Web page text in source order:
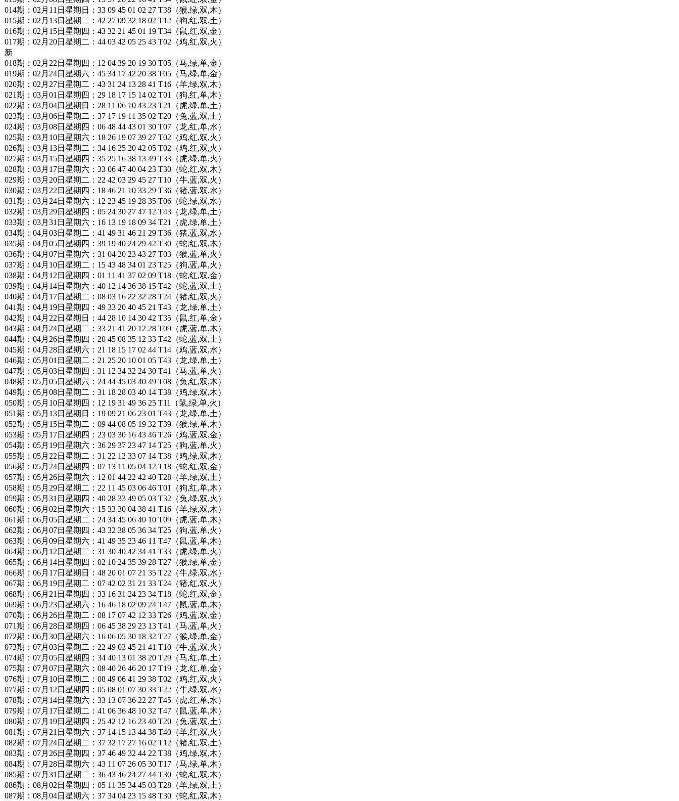
014期：02月11日星期日：33 09 45 01 02 27 T38（猴,绿,双,木）
015期：02月13日星期二：42 27 09 32 18 02 T12（狗,红,双,土）
016期：02月15日星期四：43 32 21 45 01 19 T34（鼠,红,双,金）
017期：02月20日星期二：44 03 42 05 25 43 T02（鸡,红,双,火）
新
018期：02月22日星期四：12 04 39 20 19 30 T05（马,绿,单,金）
019期：02月24日星期六：45 34 17 42 20 38 T05（马,绿,单,金）
020期：02月27日星期二：43 31 24 13 28 41 T16（羊,绿,双,木）
021期：03月01日星期四：29 18 17 15 14 02 T01（狗,红,单,木）
022期：03月04日星期日：28 11 06 10 43 23 T21（虎,绿,单,土）
023期：03月06日星期二：37 17 19 11 35 02 T20（兔,蓝,双,土）
024期：03月08日星期四：06 48 44 43 01 30 T07（龙,红,单,水）
025期：03月10日星期六：18 26 19 07 39 27 T02（鸡,红,双,火）
026期：03月13日星期二：34 16 25 20 42 05 T02（鸡,红,双,火）
027期：03月15日星期四：35 25 16 38 13 49 T33（虎,绿,单,火）
028期：03月17日星期六：33 06 47 40 04 23 T30（蛇,红,双,木）
029期：03月20日星期二：22 42 03 29 45 27 T10（牛,蓝,双,火）
030期：03月22日星期四：18 46 21 10 33 29 T36（猪,蓝,双,水）
031期：03月24日星期六：12 23 45 19 28 35 T06（蛇,绿,双,水）
032期：03月29日星期四：05 24 30 27 47 12 T43（龙,绿,单,土）
033期：03月31日星期六：16 13 19 18 09 34 T21（虎,绿,单,土）
034期：04月03日星期二：41 49 31 46 21 29 T36（猪,蓝,双,水）
035期：04月05日星期四：39 19 40 24 29 42 T30（蛇,红,双,木）
036期：04月07日星期六：31 04 20 23 43 27 T03（猴,蓝,单,火）
037期：04月10日星期二：15 43 48 34 01 23 T25（狗,蓝,单,火）
038期：04月12日星期四：01 11 41 37 02 09 T18（蛇,红,双,金）
039期：04月14日星期六：40 12 14 36 38 15 T42（蛇,蓝,双,土）
040期：04月17日星期二：08 03 16 22 32 28 T24（猪,红,双,火）
041期：04月19日星期四：49 33 20 40 45 21 T43（龙,绿,单,土）
042期：04月22日星期日：44 28 10 14 30 42 T35（鼠,红,单,金）
043期：04月24日星期二：33 21 41 20 12 28 T09（虎,蓝,单,木）
044期：04月26日星期四：20 45 08 35 12 33 T42（蛇,蓝,双,土）
045期：04月28日星期六：21 18 15 17 02 44 T14（鸡,蓝,双,水）
046期：05月01日星期二：21 25 20 10 01 05 T43（龙,绿,单,土）
047期：05月03日星期四：31 12 34 32 24 30 T41（马,蓝,单,火）
048期：05月05日星期六：24 44 45 03 40 49 T08（兔,红,双,木）
049期：05月08日星期二：31 18 28 03 40 14 T38（鸡,绿,双,木）
050期：05月10日星期四：12 19 31 49 36 25 T11（鼠,绿,单,火）
051期：05月13日星期日：19 09 21 06 23 01 T43（龙,绿,单,土）
052期：05月15日星期二：09 44 08 05 19 32 T39（猴,绿,单,木）
053期：05月17日星期四：23 03 30 16 43 46 T26（鸡,蓝,双,金）
054期：05月19日星期六：36 29 37 23 47 14 T25（狗,蓝,单,火）
055期：05月22日星期二：31 22 12 33 07 14 T38（鸡,绿,双,木）
056期：05月24日星期四：07 13 11 05 04 12 T18（蛇,红,双,金）
057期：05月26日星期六：12 01 44 22 42 40 T28（羊,绿,双,土）
058期：05月29日星期二：22 11 45 03 06 46 T01（狗,红,单,木）
059期：05月31日星期四：40 28 33 49 05 03 T32（兔,绿,双,火）
060期：06月02日星期六：15 33 30 04 38 41 T16（羊,绿,双,木）
061期：06月05日星期二：24 34 45 06 40 10 T09（虎,蓝,单,木）
062期：06月07日星期四：43 32 38 05 36 34 T25（狗,蓝,单,火）
063期：06月09日星期六：41 49 35 23 46 11 T47（鼠,蓝,单,木）
064期：06月12日星期二：31 30 40 42 34 41 T33（虎,绿,单,火）
065期：06月14日星期四：02 10 24 35 39 28 T27（猴,绿,单,金）
066期：06月17日星期日：48 20 01 07 21 35 T22（牛,绿,双,水）
067期：06月19日星期二：07 42 02 31 21 33 T24（猪,红,双,火）
068期：06月21日星期四：33 16 31 24 23 34 T18（蛇,红,双,金）
069期：06月23日星期六：16 46 18 02 09 24 T47（鼠,蓝,单,木）
070期：06月26日星期二：08 17 07 42 12 33 T26（鸡,蓝,双,金）
071期：06月28日星期四：06 45 38 29 23 13 T41（马,蓝,单,火）
072期：06月30日星期六：16 06 05 30 18 32 T27（猴,绿,单,金）
073期：07月03日星期二：22 49 03 45 21 41 T10（牛,蓝,双,火）
074期：07月05日星期四：34 40 13 01 38 20 T29（马,红,单,土）
075期：07月07日星期六：08 40 26 46 20 17 T19（龙,红,单,金）
076期：07月10日星期二：08 49 06 41 29 38 T02（鸡,红,双,火）
077期：07月12日星期四：05 08 01 07 30 33 T22（牛,绿,双,水）
078期：07月14日星期六：33 13 07 36 22 27 T45（虎,红,单,水）
079期：07月17日星期二：41 06 36 48 10 32 T47（鼠,蓝,单,木）
080期：07月19日星期四：25 42 12 16 23 40 T20（兔,蓝,双,土）
081期：07月21日星期六：37 14 15 13 44 38 T40（羊,红,双,火）
082期：07月24日星期二：37 32 17 27 16 02 T12（猪,红,双,土）
083期：07月26日星期四：37 46 49 32 44 22 T38（鸡,绿,双,木）
084期：07月28日星期六：43 11 07 26 05 30 T17（马,绿,单,木）
085期：07月31日星期二：36 43 46 24 27 44 T30（蛇,红,双,木）
086期：08月02日星期四：05 11 35 34 45 03 T28（羊,绿,双,土）
087期：08月04日星期六：37 34 04 23 15 48 T30（蛇,红,双,木）